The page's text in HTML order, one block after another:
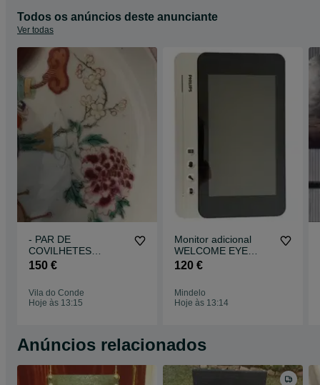
Todos os anúncios deste anunciante
Ver todas
- PAR DE
COVILHETES
ORIENTAIS -
150 €
Vila do Conde
Hoje às 13:15
Monitor adicional
WELCOME EYE
CONFORT "7
120 €
Mindelo
Hoje às 13:14
Anúncios relacionados